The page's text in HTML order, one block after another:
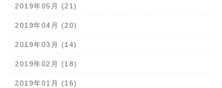
2019年05月 (21)
2019年04月 (20)
2019年03月 (14)
2019年02月 (18)
2019年01月 (16)